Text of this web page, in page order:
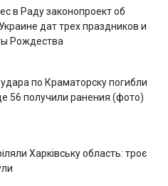
в Раду законопроект об
дат трех праздников и
Рождества
по Краматорску погибли
56 получили ранения (фото)
Харківську область: троє